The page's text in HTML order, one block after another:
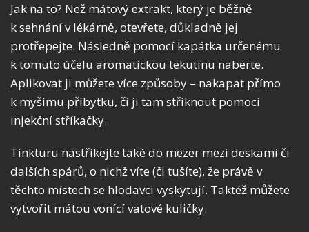
Jak na to? Než mátový extrakt, který je běžně
k sehnání v lékárně, otevřete, důkladně jej
protřepejte. Následně pomocí kapátka určenému
k tomuto účelu aromatickou tekutinu naberte.
Aplikovat ji můžete více způsoby – nakapat přímo
k myšímu příbytku, či ji tam stříknout pomocí
injekční stříkačky.
Tinkturu nastříkejte také do mezer mezi deskami či
dalších spárů, o nichž víte (či tušíte), že právě v
těchto místech se hlodavci vyskytují. Taktéž můžete
vytvořit mátou vonící vatové kuličky.